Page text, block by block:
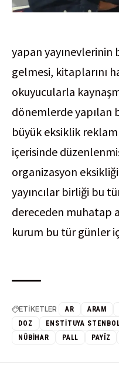
yapan yayınevlerinin
gelmesi, kitaplarını
okuyucularla
dönemlerde yapılan
büyük eksiklik reklam
içerisinde
organizasyon
yayıncılar birliği bu
dereceden muhatap
kurum bu tür günler
ETİKETLER AR ARAM
DOZ
ENSTITUYA
NÛBIHAR
PALL PAYÎZ